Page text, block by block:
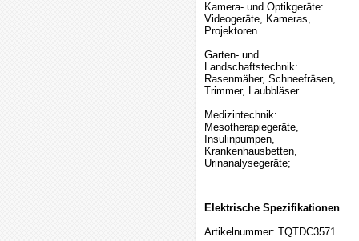
Kamera- und Optikgeräte:
Videogeräte, Kameras,
Projektoren
Garten- und
Landschaftstechnik:
Rasenmäher, Schneefräsen,
Trimmer, Laubbläser
Medizintechnik:
Mesotherapiegeräte,
Insulinpumpen,
Krankenhausbetten,
Urinanalysegeräte;
Elektrische Spezifikationen
Artikelnummer: TQTDC3571